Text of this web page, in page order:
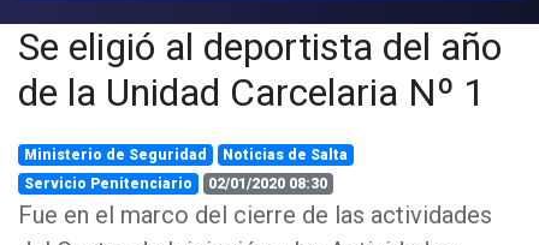
Se eligió al deportista del año
de la Unidad Carcelaria Nº 1
Ministerio de Seguridad
Noticias de Salta
Servicio Penitenciario
02/01/2020 08:30
Fue en el marco del cierre de las actividades